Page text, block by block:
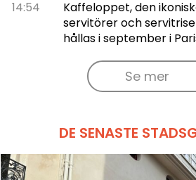
14:54
Kaffeloppet, den
servitörer och
hållas i september i
Se mer
DE SENASTE